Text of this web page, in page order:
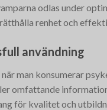
odlas under
renhet och
användning
man konsumerar
omfattande
för kvalitet och